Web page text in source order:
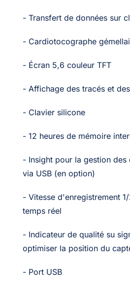
- Transfert de données sur
- Cardiotocographe
- Écran 5,6 couleur TFT
- Affichage des tracés et
- Clavier silicone
- 12 heures de mémoire
- Insight pour la gestion des
via USB (en option)
- Vitesse d'enregistrement
temps réel
- Indicateur de qualité su
optimiser la position du
- Port USB